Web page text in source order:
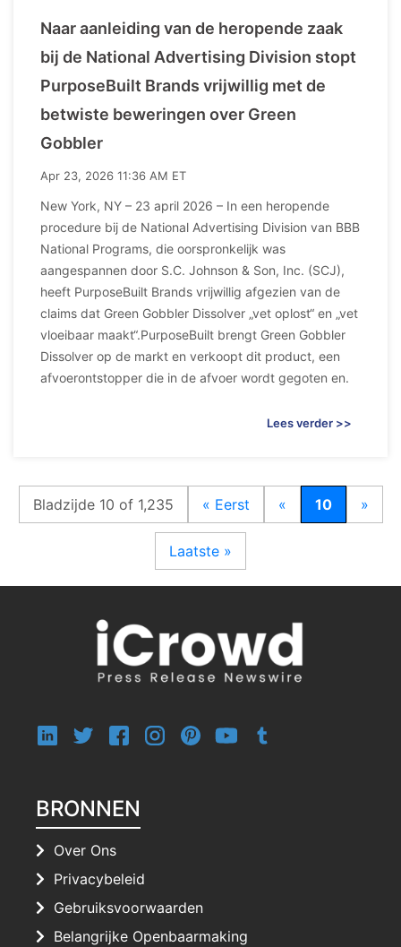
Naar aanleiding van de heropende zaak
bij de National Advertising Division stopt
PurposeBuilt Brands vrijwillig met de
betwiste beweringen over Green
Gobbler
Apr 23, 2026 11:36 AM ET
New York, NY – 23 april 2026 – In een heropende
procedure bij de National Advertising Division van BBB
National Programs, die oorspronkelijk was
aangespannen door S.C. Johnson & Son, Inc. (SCJ),
heeft PurposeBuilt Brands vrijwillig afgezien van de
claims dat Green Gobbler Dissolver „vet oplost“ en „vet
vloeibaar maakt“.PurposeBuilt brengt Green Gobbler
Dissolver op de markt en verkoopt dit product, een
afvoerontstopper die in de afvoer wordt gegoten en.
Lees verder >>
Bladzijde 10 of 1,235 « Eerst « 10 »
Laatste »
BRONNEN
Over Ons
Privacybeleid
Gebruiksvoorwaarden
Belangrijke Openbaarmaking